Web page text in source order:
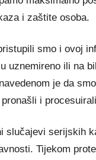
i zaštite osoba.
smo i ovoj
uznemireno ili na
je da
i
slučajevi serijskih
Tijekom